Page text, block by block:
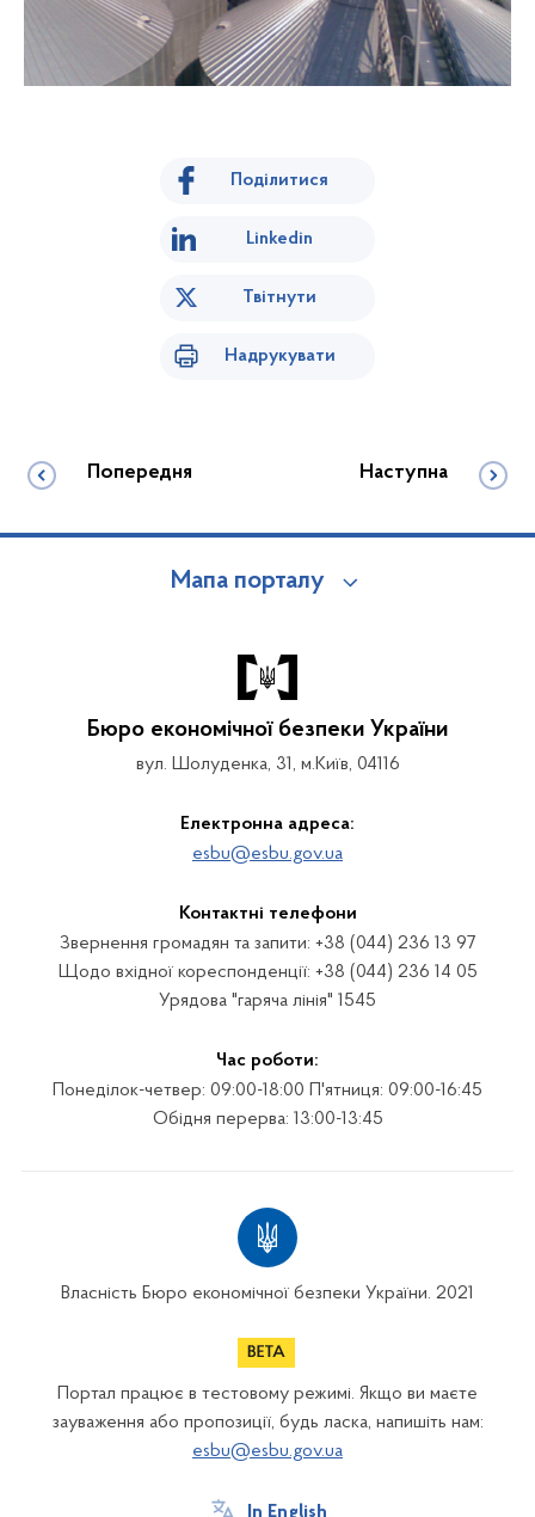
Поділитися
Linkedin
Твітнути
Надрукувати
Попередня Наступна
Мапа порталу
Бюро економічної безпеки України
вул. Шолуденка, 31, м.Київ, 04116
Електронна адреса:
esbu@esbu.gov.ua
Контактні телефони
Звернення громадян та запити: +38 (044) 236 13 97
Щодо вхідної кореспонденції: +38 (044) 236 14 05
Урядова "гаряча лінія" 1545
Час роботи:
Понеділок-четвер: 09:00-18:00 П'ятниця: 09:00-16:45
Обідня перерва: 13:00-13:45
Власність Бюро економічної безпеки України. 2021
Портал працює в тестовому режимі. Якщо ви маєте
зауваження або пропозиції, будь ласка, напишіть нам:
esbu@esbu.gov.ua
In English